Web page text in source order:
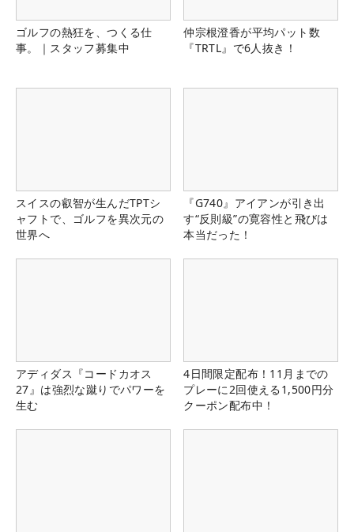
ゴルフの熱狂を、つくる仕
事。｜スタッフ募集中
仲宗根澄香が平均パット数
『TRTL』で6人抜き！
スイスの叡智が生んだTPTシ
ャフトで、ゴルフを異次元の
世界へ
『G740』アイアンが引き出
す“反則級”の寛容性と飛びは
本当だった！
アディダス『コードカオス
27』は強烈な蹴りでパワーを
生む
4日間限定配布！11月までの
プレーに2回使える1,500円分
クーポン配布中！